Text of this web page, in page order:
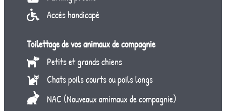
Accés handicapé
Toilettage de vos animaux de compagnie
Petits et grands chiens
Chats poils courts ou poils longs
NAC (Nouveaux amimaux de compagnie)